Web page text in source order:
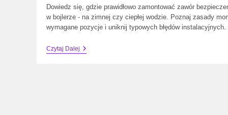
Dowiedz się, gdzie prawidłowo zamontować zawór
w bojlerze - na zimnej czy ciepłej wodzie. Poznaj zasady
wymagane pozycje i uniknij typowych błędów instalacyjnych.
Czytaj DalejZawór